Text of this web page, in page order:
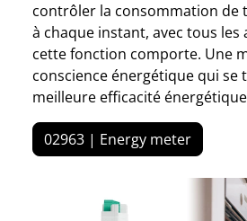
contrôler la consommation de
à chaque instant, avec tous les
cette fonction comporte. Une
conscience énergétique qui se
meilleure efficacité
02963 | Energy meter